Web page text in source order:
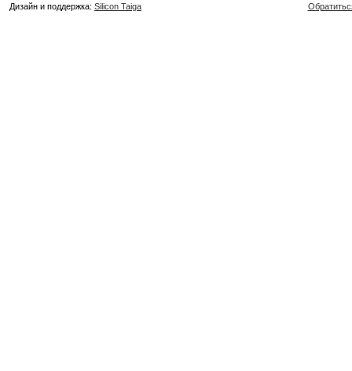
Дизайн и поддержка: Silicon Taiga